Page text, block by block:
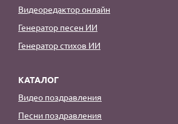
Видеоредактор онлайн
Генератор песен ИИ
Генератор стихов ИИ
КАТАЛОГ
Видео поздравления
Песни поздравления